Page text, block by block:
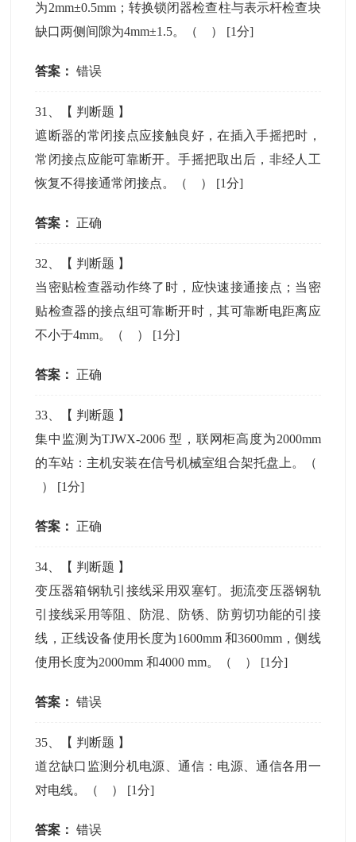
为2mm±0.5mm；转换锁闭器检查柱与表示杆检查块
缺口两侧间隙为4mm±1.5。（ ） [1分]
答案： 错误
31 、【 判断题 】
遮断器的常闭接点应接触良好，在插入手摇把时，
常闭接点应能可靠断开。手摇把取出后，非经人工
恢复不得接通常闭接点。（ ） [1分]
答案： 正确
32 、【 判断题 】
当密贴检查器动作终了时，应快速接通接点；当密
贴检查器的接点组可靠断开时，其可靠断电距离应
不小于4mm。（ ） [1分]
答案： 正确
33 、【 判断题 】
集中监测为TJWX-2006 型，联网柜高度为2000mm
的车站：主机安装在信号机械室组合架托盘上。（
） [1分]
答案： 正确
34 、【 判断题 】
变压器箱钢轨引接线采用双塞钉。扼流变压器钢轨
引接线采用等阻、防混、防锈、防剪切功能的引接
线，正线设备使用长度为1600mm 和3600mm，侧线
使用长度为2000mm 和4000 mm。（ ） [1分]
答案： 错误
35 、【 判断题 】
道岔缺口监测分机电源、通信：电源、通信各用一
对电线。（ ） [1分]
答案： 错误